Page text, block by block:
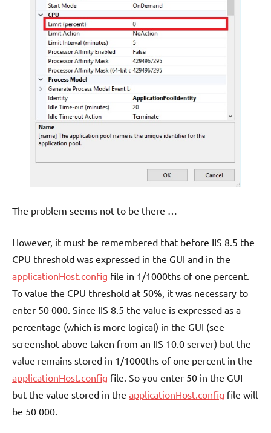
The problem seems not to be there …
However, it must be remembered that before IIS 8.5 the
CPU threshold was expressed in the GUI and in the
applicationHost.config file in 1/1000ths of one percent.
To value the CPU threshold at 50%, it was necessary to
enter 50 000. Since IIS 8.5 the value is expressed as a
percentage (which is more logical) in the GUI (see
screenshot above taken from an IIS 10.0 server) but the
value remains stored in 1/1000ths of one percent in the
applicationHost.config file. So you enter 50 in the GUI
but the value stored in the applicationHost.config file will
be 50 000.